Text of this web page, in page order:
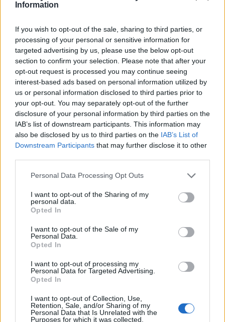
Information
If you wish to opt-out of the sale, sharing to third parties, or
processing of your personal or sensitive information for
targeted advertising by us, please use the below opt-out
section to confirm your selection. Please note that after your
opt-out request is processed you may continue seeing
interest-based ads based on personal information utilized by
us or personal information disclosed to third parties prior to
your opt-out. You may separately opt-out of the further
disclosure of your personal information by third parties on the
IAB’s list of downstream participants. This information may
also be disclosed by us to third parties on the IAB’s List of
Downstream Participants that may further disclose it to other
Personal Data Processing Opt Outs
I want to opt-out of the Sharing of my
personal data.
Opted In
I want to opt-out of the Sale of my
Personal Data.
Opted In
I want to opt-out of processing my
Personal Data for Targeted Advertising.
Opted In
I want to opt-out of Collection, Use,
Retention, Sale, and/or Sharing of my
Personal Data that Is Unrelated with the
Purposes for which it was collected.
burkolat helyett Kézdivásárhelyen?
2023. június 20., kedd
Waldorf-osztályt indítanak
Kézdivásárhelyen